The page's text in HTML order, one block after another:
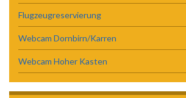
Flugzeugreservierung
Webcam Dornbirn/Karren
Webcam Hoher Kasten